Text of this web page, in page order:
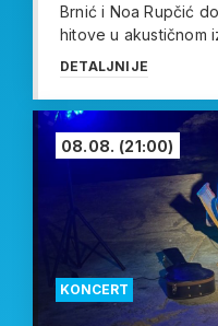
Brnić i Noa Rupčić
hitove u akustičnom
DETALJNIJE
KONCERT
08.08. (21:00)